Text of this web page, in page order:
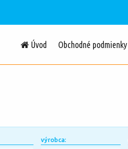
Úvod Obchodné podmienky
výrobca: